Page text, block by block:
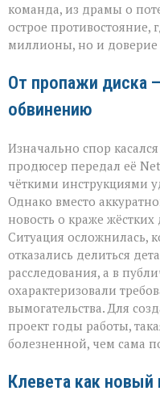
команда, из драмы о
острое противостояние,
миллионы, но и доверие
От пропажи диска
обвинению
Изначально спор
продюсер передал её
чёткими инструкциями
Однако вместо
новость о краже
Ситуация осложнилась,
отказались делиться
расследования, а в
охарактеризовали
вымогательства. Для
проект годы работы,
болезненной, чем сама
Клевета как новый